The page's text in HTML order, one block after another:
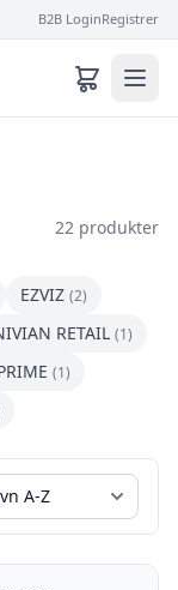
B2B LoginRegistrer
22 produkter
EZVIZ (2)
RETAIL (1)
(1)